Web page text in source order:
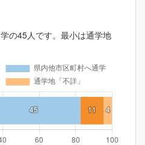
の45人です。最小は通学地